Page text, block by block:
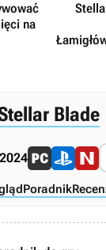
na
Blade
Poradnik